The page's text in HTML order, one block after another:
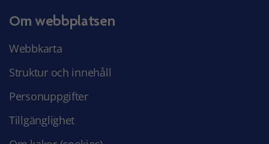
Om webbplatsen
Webbkarta
Struktur och innehåll
Personuppgifter
Tillgänglighet